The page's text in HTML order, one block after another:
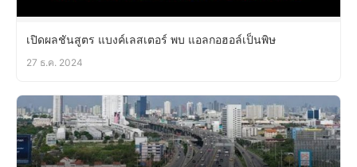
เปิดผลชันสูตร แบงค์เลสเตอร์ พบ แอลกอฮอล์เป็นพิษ
27 ธ.ค. 2024